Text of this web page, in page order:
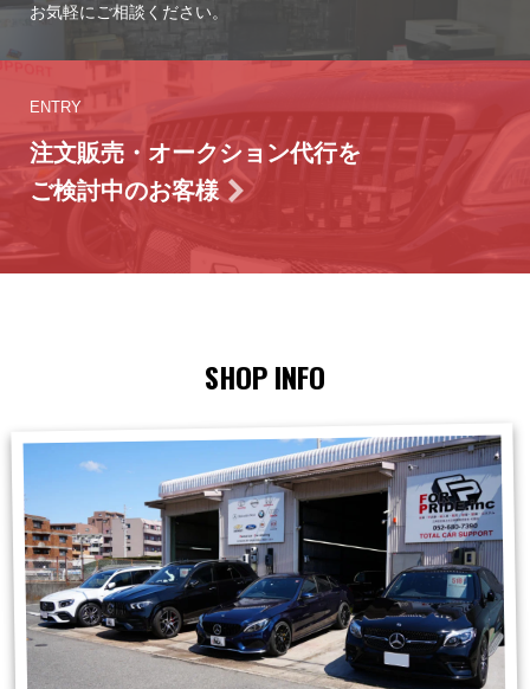
お気軽にご相談ください。
ENTRY
注文販売・オークション代行を
ご検討中のお客様
SHOP INFO